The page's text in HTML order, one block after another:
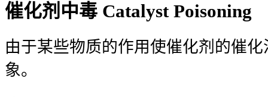
催化剂中毒 Catalyst Poisoning
由于某些物质的作用使催化剂的催
象。